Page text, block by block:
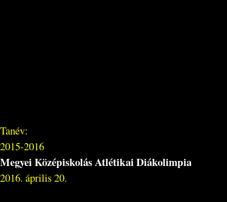
Tanév:
2015-2016
Megyei Középiskolás Atlétikai Diákolimpia
2016. április 20.